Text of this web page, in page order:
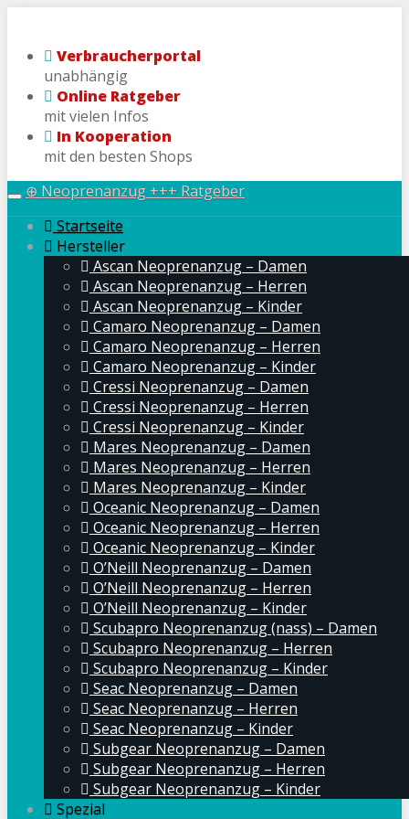
main
content
Verbraucherportal
unabhängig
Online Ratgeber
mit vielen Infos
In Kooperation
mit den besten Shops
Toggle
navigation
⊕ Neoprenanzug +++ Ratgeber
Startseite
Hersteller
Ascan Neoprenanzug – Damen
Ascan Neoprenanzug – Herren
Ascan Neoprenanzug – Kinder
Camaro Neoprenanzug – Damen
Camaro Neoprenanzug – Herren
Camaro Neoprenanzug – Kinder
Cressi Neoprenanzug – Damen
Cressi Neoprenanzug – Herren
Cressi Neoprenanzug – Kinder
Mares Neoprenanzug – Damen
Mares Neoprenanzug – Herren
Mares Neoprenanzug – Kinder
Oceanic Neoprenanzug – Damen
Oceanic Neoprenanzug – Herren
Oceanic Neoprenanzug – Kinder
O’Neill Neoprenanzug – Damen
O’Neill Neoprenanzug – Herren
O’Neill Neoprenanzug – Kinder
Scubapro Neoprenanzug (nass) – Damen
Scubapro Neoprenanzug – Herren
Scubapro Neoprenanzug – Kinder
Seac Neoprenanzug – Damen
Seac Neoprenanzug – Herren
Seac Neoprenanzug – Kinder
Subgear Neoprenanzug – Damen
Subgear Neoprenanzug – Herren
Subgear Neoprenanzug – Kinder
Spezial